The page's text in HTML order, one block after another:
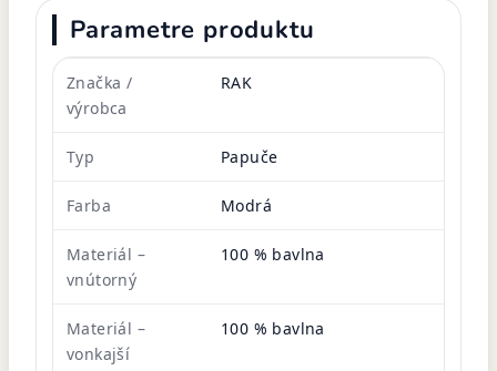
Parametre produktu
Značka /
výrobca
RAK
Typ Papuče
Farba Modrá
Materiál –
vnútorný
100 % bavlna
Materiál –
vonkajší
100 % bavlna